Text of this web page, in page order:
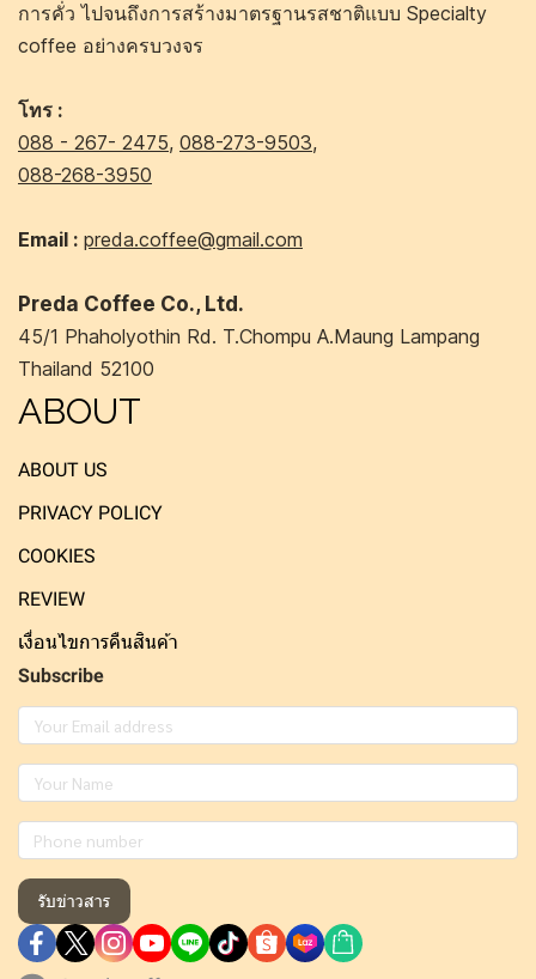
การคั่ว ไปจนถึงการสร้างมาตรฐานรสชาติแบบ Specialty
coffee อย่างครบวงจร
โทร :
088 - 267- 2475, 088-273-9503,
088-268-3950
Email : preda.coffee@gmail.com
Preda Coffee Co., Ltd.
45/1 Phaholyothin Rd. T.Chompu A.Maung Lampang
Thailand 52100
ABOUT
ABOUT US
PRIVACY POLICY
COOKIES
REVIEW
เงื่อนไขการคืนสินค้า
Subscribe
รับข่าวสาร